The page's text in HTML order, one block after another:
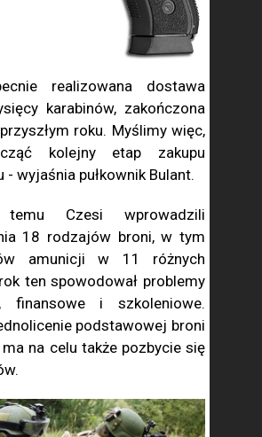
realizowana dostawa
karabinów, zakończona
roku. Myślimy więc,
kolejny etap zakupu
- wyjaśnia pułkownik Bulant.
Czesi wprowadzili
18 rodzajów broni, w tym
amunicji w 11 różnych
ten spowodował problemy
finansowe i szkoleniowe.
podstawowej broni
na celu także pozbycie się